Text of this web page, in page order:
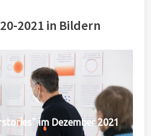
2021 in Bildern
im Dezember 2021